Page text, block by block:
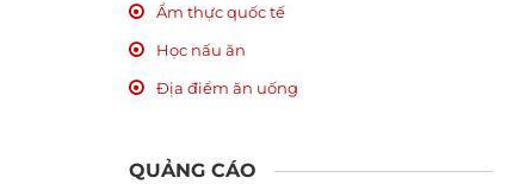
Ẩm thực quốc tế
Học nấu ăn
Địa điểm ăn uống
QUẢNG CÁO